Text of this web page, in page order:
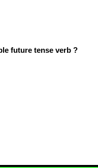
future tense verb ?